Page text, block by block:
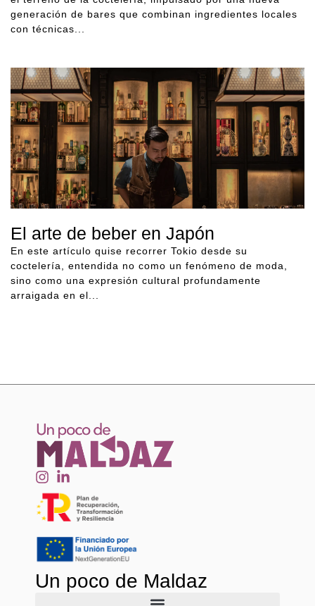
generación de bares que combinan ingredientes locales
con técnicas...
El arte de beber en Japón
En este artículo quise recorrer Tokio desde su
coctelería, entendida no como un fenómeno de moda,
sino como una expresión cultural profundamente
arraigada en el...
Un poco de Maldaz